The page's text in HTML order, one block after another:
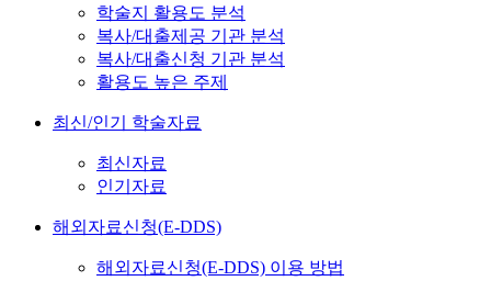
학술지 활용도 분석
복사/대출제공 기관 분석
복사/대출신청 기관 분석
활용도 높은 주제
최신/인기 학술자료
최신자료
인기자료
해외자료신청(E-DDS)
해외자료신청(E-DDS) 이용 방법